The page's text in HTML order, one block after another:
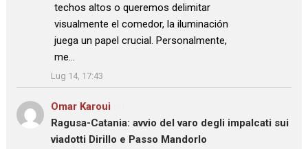
techos altos o queremos delimitar
visualmente el comedor, la iluminación
juega un papel crucial. Personalmente,
me…
”
Lug 14, 17:43
Omar Karoui
Ragusa-Catania: avvio del varo degli impalcati sui
viadotti Dirillo e Passo Mandorlo